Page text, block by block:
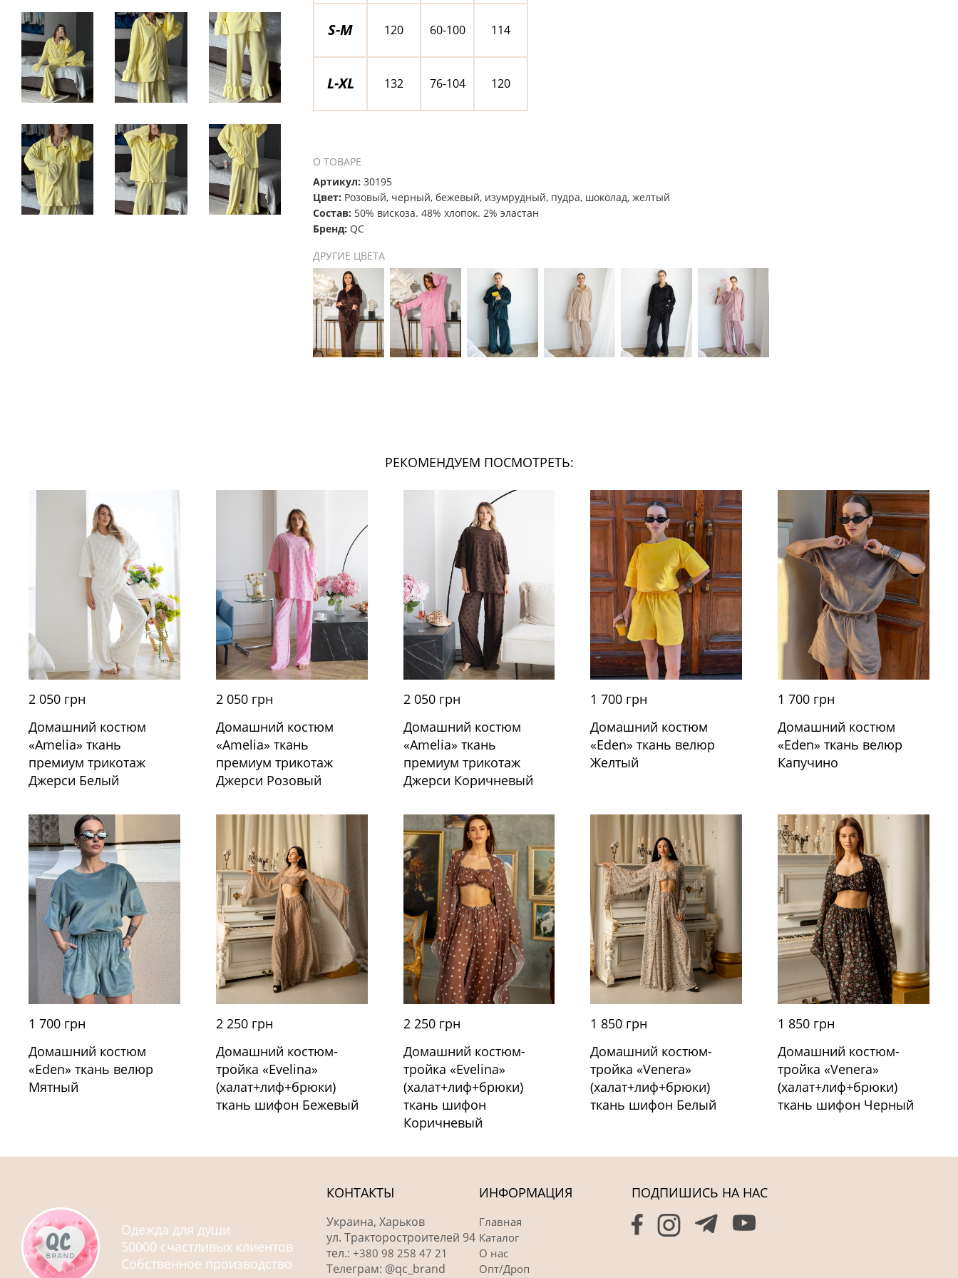
S-M 120 60-100 114
L-XL 132 76-104 120
О ТОВАРЕ
Артикул: 30195
Цвет: Розовый, черный, бежевый, изумрудный, пудра, шоколад, желтый
Состав: 50% вискоза. 48% хлопок. 2% эластан
Бренд: QC
ДРУГИЕ ЦВЕТА
РЕКОМЕНДУЕМ ПОСМОТРЕТЬ:
2 050 грн
Домашний костюм
«Amelia» ткань
премиум трикотаж
Джерси Белый
2 050 грн
Домашний костюм
«Amelia» ткань
премиум трикотаж
Джерси Розовый
2 050 грн
Домашний костюм
«Amelia» ткань
премиум трикотаж
Джерси Коричневый
1 700 грн
Домашний костюм
«Eden» ткань велюр
Желтый
1 700 грн
Домашний костюм
«Eden» ткань велюр
Капучино
1 700 грн
Домашний костюм
«Eden» ткань велюр
Мятный
2 250 грн
Домашний костюм-
тройка «Evelina»
(халат+лиф+брюки)
ткань шифон Бежевый
2 250 грн
Домашний костюм-
тройка «Evelina»
(халат+лиф+брюки)
ткань шифон
Коричневый
1 850 грн
Домашний костюм-
тройка «Venera»
(халат+лиф+брюки)
ткань шифон Белый
1 850 грн
Домашний костюм-
тройка «Venera»
(халат+лиф+брюки)
ткань шифон Черный
Одежда для души
50000 счастливых клиентов
Собственное производство
КОНТАКТЫ
Украина, Харьков
ул. Тракторостроителей 94
тел.: +380 98 258 47 21
Телеграм: @qc_brand
ИНФОРМАЦИЯ
Главная
Каталог
О нас
Опт/Дроп
ПОДПИШИСЬ НА НАС